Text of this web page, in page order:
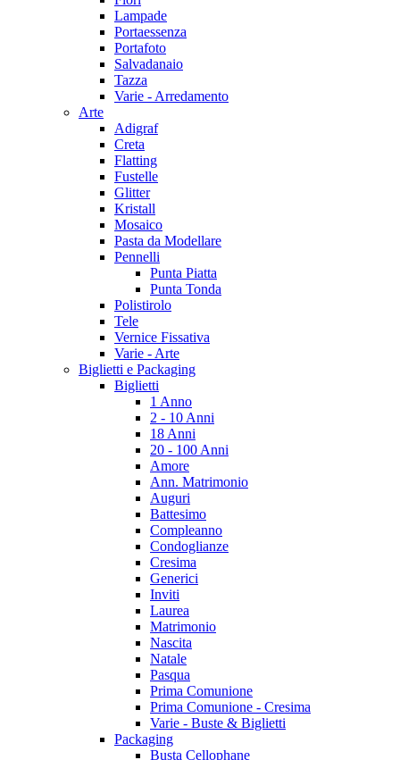
Lampade
Portaessenza
Portafoto
Salvadanaio
Tazza
Varie - Arredamento
Arte
Adigraf
Creta
Flatting
Fustelle
Glitter
Kristall
Mosaico
Pasta da Modellare
Pennelli
Punta Piatta
Punta Tonda
Polistirolo
Tele
Vernice Fissativa
Varie - Arte
Biglietti e Packaging
Biglietti
1 Anno
2 - 10 Anni
18 Anni
20 - 100 Anni
Amore
Ann. Matrimonio
Auguri
Battesimo
Compleanno
Condoglianze
Cresima
Generici
Inviti
Laurea
Matrimonio
Nascita
Natale
Pasqua
Prima Comunione
Prima Comunione - Cresima
Varie - Buste & Biglietti
Packaging
Busta Cellophane